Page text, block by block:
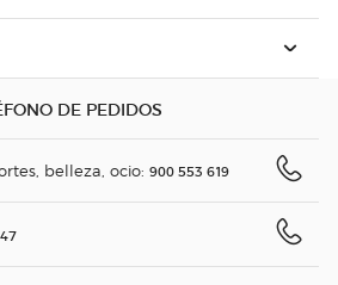
DE PEDIDOS
belleza, ocio: 900 553 619